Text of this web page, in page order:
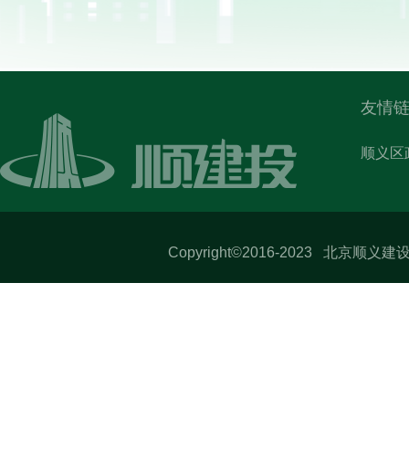
友情
顺义区
Copyright©2016-2023 北京顺义建